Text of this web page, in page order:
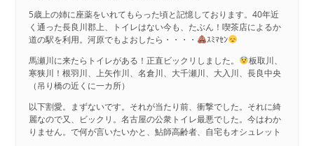
5歳上の姉に座薬をいれてもらった頃と記憶しております。40年近
く通った長良川郡上、トイレはない今も、たぶん！喫茶店によるか
道の駅を利用。河原でもよおしたら・・・・
ｽﾐﾏｾﾝ
馬瀬川に来たらトイレがある！正直ビックリしました。
板取川、
寒狭川！根羽川、上矢作川、名倉川、大千瀬川、大入川、長良中央
（吊り橋の近くに一カ所）
以下割愛。まずないです。それが当たり前、衝撃でした。それに綺
麗なので又、ビックリ。名古屋の公衆トイレ最悪でした。今はわか
りません。で何が言いたいかと、鮎師高齢者、自宅もオシュレット